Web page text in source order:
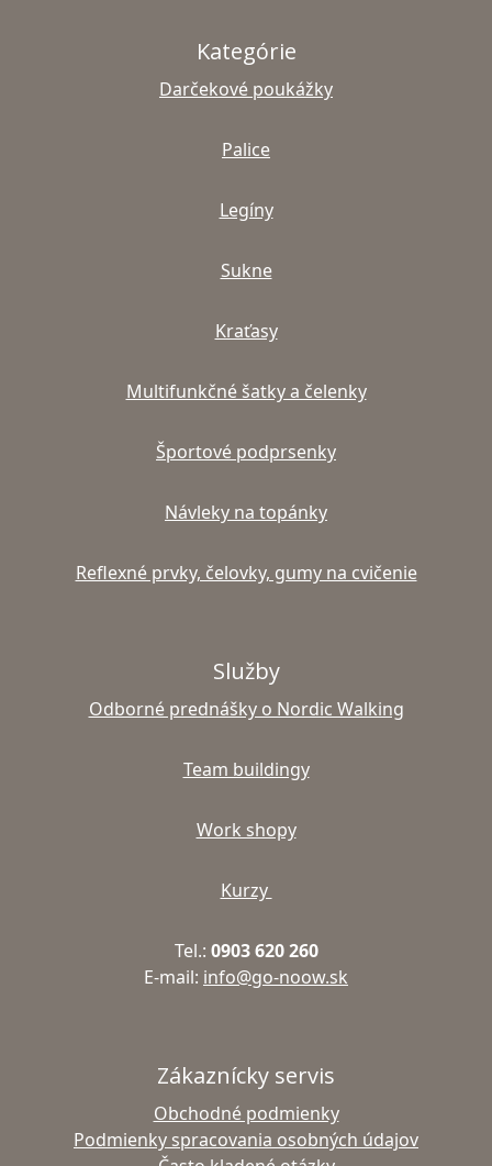
Kategórie
Darčekové poukážky
Palice
Legíny
Sukne
Kraťasy
Multifunkčné šatky a čelenky
Športové podprsenky
Návleky na topánky
Reflexné prvky, čelovky, gumy na cvičenie
Služby
Odborné prednášky o Nordic Walking
Team buildingy
Work shopy
Kurzy
Tel.: 0903 620 260
E-mail: info@go-noow.sk
Zákaznícky servis
Obchodné podmienky
Podmienky spracovania osobných údajov